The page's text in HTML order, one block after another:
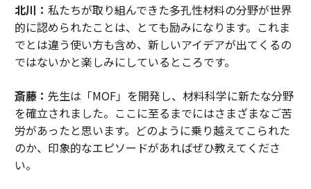
北川： 私たちが取り組んできた多孔性材料の分野が世界
的に認められたことは、とても励みになります。これま
でとは違う使い方も含め、新しいアイデアが出てくるの
ではないかと楽しみにしているところです。
斎藤： 先生は「MOF」を開発し、材料科学に新たな分野
を確立されました。ここに至るまでにはさまざまなご苦
労があったと思います。どのように乗り越えてこられた
のか、印象的なエピソードがあればぜひ教えてくださ
い。